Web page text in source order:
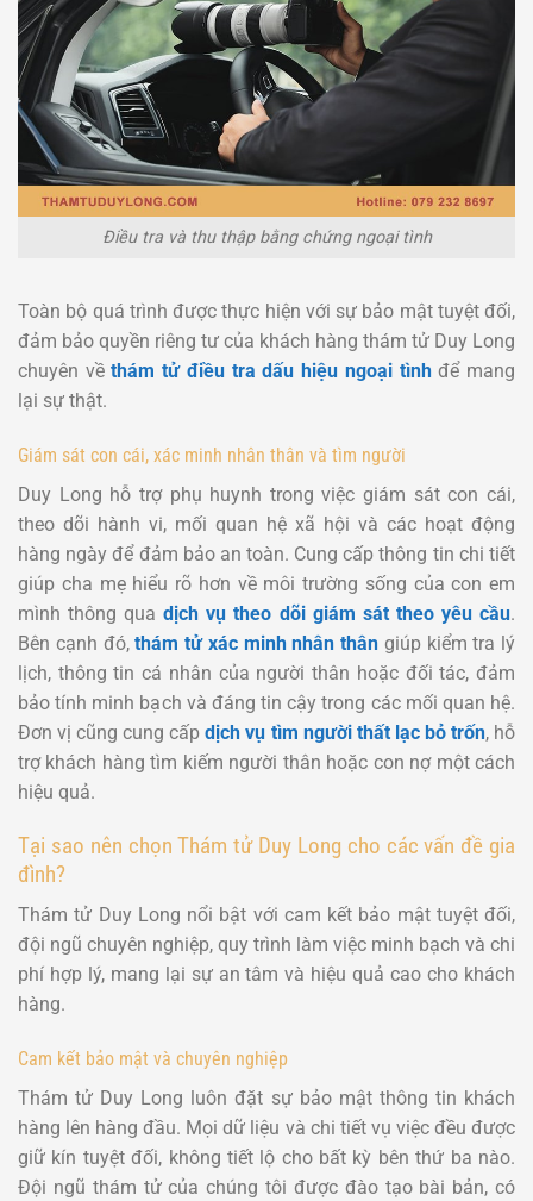
Điều tra và thu thập bằng chứng ngoại tình
Toàn bộ quá trình được thực hiện với sự bảo mật tuyệt đối,
đảm bảo quyền riêng tư của khách hàng thám tử Duy Long
chuyên vềthám tử điều tra dấu hiệu ngoại tìnhđể mang
lại sự thật.
Giám sát con cái, xác minh nhân thân và tìm người
Duy Long hỗ trợ phụ huynh trong việc giám sát con cái,
theo dõi hành vi, mối quan hệ xã hội và các hoạt động
hàng ngày để đảm bảo an toàn. Cung cấp thông tin chi tiết
giúp cha mẹ hiểu rõ hơn về môi trường sống của con em
mình thông quadịch vụ theo dõi giám sát theo yêu cầu.
Bên cạnh đó,thám tử xác minh nhân thân giúp kiểm tra lý
lịch, thông tin cá nhân của người thân hoặc đối tác, đảm
bảo tính minh bạch và đáng tin cậy trong các mối quan hệ.
Đơn vị cũng cung cấpdịch vụ tìm người thất lạc bỏ trốn, hỗ
trợ khách hàng tìm kiếm người thân hoặc con nợ một cách
hiệu quả.
Tại sao nên chọn Thám tử Duy Long cho các vấn đề gia
đình?
Thám tử Duy Long nổi bật với cam kết bảo mật tuyệt đối,
đội ngũ chuyên nghiệp, quy trình làm việc minh bạch và chi
phí hợp lý, mang lại sự an tâm và hiệu quả cao cho khách
hàng.
Cam kết bảo mật và chuyên nghiệp
Thám tử Duy Long luôn đặt sự bảo mật thông tin khách
hàng lên hàng đầu. Mọi dữ liệu và chi tiết vụ việc đều được
giữ kín tuyệt đối, không tiết lộ cho bất kỳ bên thứ ba nào.
Đội ngũ thám tử của chúng tôi được đào tạo bài bản, có